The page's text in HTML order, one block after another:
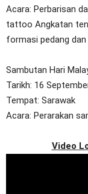
Acara: Perbarisan
tattoo Angkatan
formasi pedang dan
Sambutan Hari
Tarikh: 16
Tempat: Sarawak
Acara: Perarakan
Video